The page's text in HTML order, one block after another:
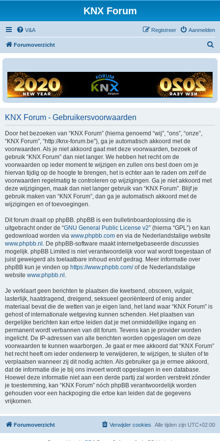
KNX Forum
V&A Aanmelden
Registreer
Forumoverzicht
KNX Forum - Gebruikersvoorwaarden
Door het bezoeken van “KNX Forum” (hierna genoemd “wij”, “ons”, “onze”,
“KNX Forum”, “http://knx-forum.be”), ga je automatisch akkoord met de
voorwaarden. Als je niet akkoord gaat met deze voorwaarden, bezoek of
gebruik “KNX Forum” dan niet langer. We hebben het recht om de
voorwaarden op ieder moment te wijzigen en zullen ons best doen om je
hiervan tijdig op de hoogte te brengen, het is echter aan te raden om zelf de
voorwaarden regelmatig te controleren op wijzigingen. Ga je niet akkoord met
deze wijzigingen, maak dan niet langer gebruik van “KNX Forum”. Blijf je
gebruik maken van “KNX Forum”, dan ga je automatisch akkoord met de
wijzigingen en of toevoegingen.
Dit forum draait op phpBB. phpBB is een bulletinboardoplossing die is
uitgebracht onder de “GNU General Public License v2” (hierna “GPL”) en kan
gedownload worden via www.phpbb.com en via de Nederlandstalige website
www.phpbb.nl . De phpBB-software maakt internetgebaseerde discussies
mogelijk. phpBB Limited is niet verantwoordelijk voor wat wordt toegestaan of
juist geweigerd als toelaatbare inhoud en/of gedrag. Meer informatie over
phpBB kun je vinden op https://www.phpbb.com/of de Nederlandstalige
website www.phpbb.nl .
Je verklaart geen berichten te plaatsen die kwetsend, obsceen, vulgair,
lasterlijk, haatdragend, dreigend, seksueel georiënteerd of enig ander
materiaal bevat die de wetten van je eigen land, het land waar “KNX Forum” is
gehost of internationale wetgeving kunnen schenden. Het plaatsen van
dergelijke berichten kan ertoe leiden dat je met onmiddellijke ingang en
permanent wordt verbannen van dit forum. Tevens kan je provider worden
ingelicht. De IP-adressen van alle berichten worden opgeslagen om deze
voorwaarden te kunnen waarborgen. Je gaat er mee akkoord dat “KNX Forum”
het recht heeft om ieder onderwerp te verwijderen, te wijzigen, te sluiten of te
verplaatsen wanneer zij dit nodig achten. Als gebruiker ga je ermee akkoord,
dat de informatie die je bij ons invoert wordt opgeslagen in een database.
Hoewel deze informatie niet aan een derde partij zal worden verstrekt zónder
je toestemming, kan “KNX Forum” nóch phpBB verantwoordelijk worden
gehouden voor een hackpoging die ertoe kan leiden dat de gegevens
vrijkomen.
Forumoverzicht Alle tijden zijn UTC+02:00
Verwijder cookies